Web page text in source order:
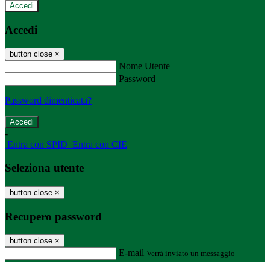
Accedi
Accedi
button close ×
Nome Utente
Password
Password dimenticata?
-
Entra con SPID Entra con CIE
Seleziona utente
button close ×
Recupero password
button close ×
E-mail Verrà inviato un messaggio